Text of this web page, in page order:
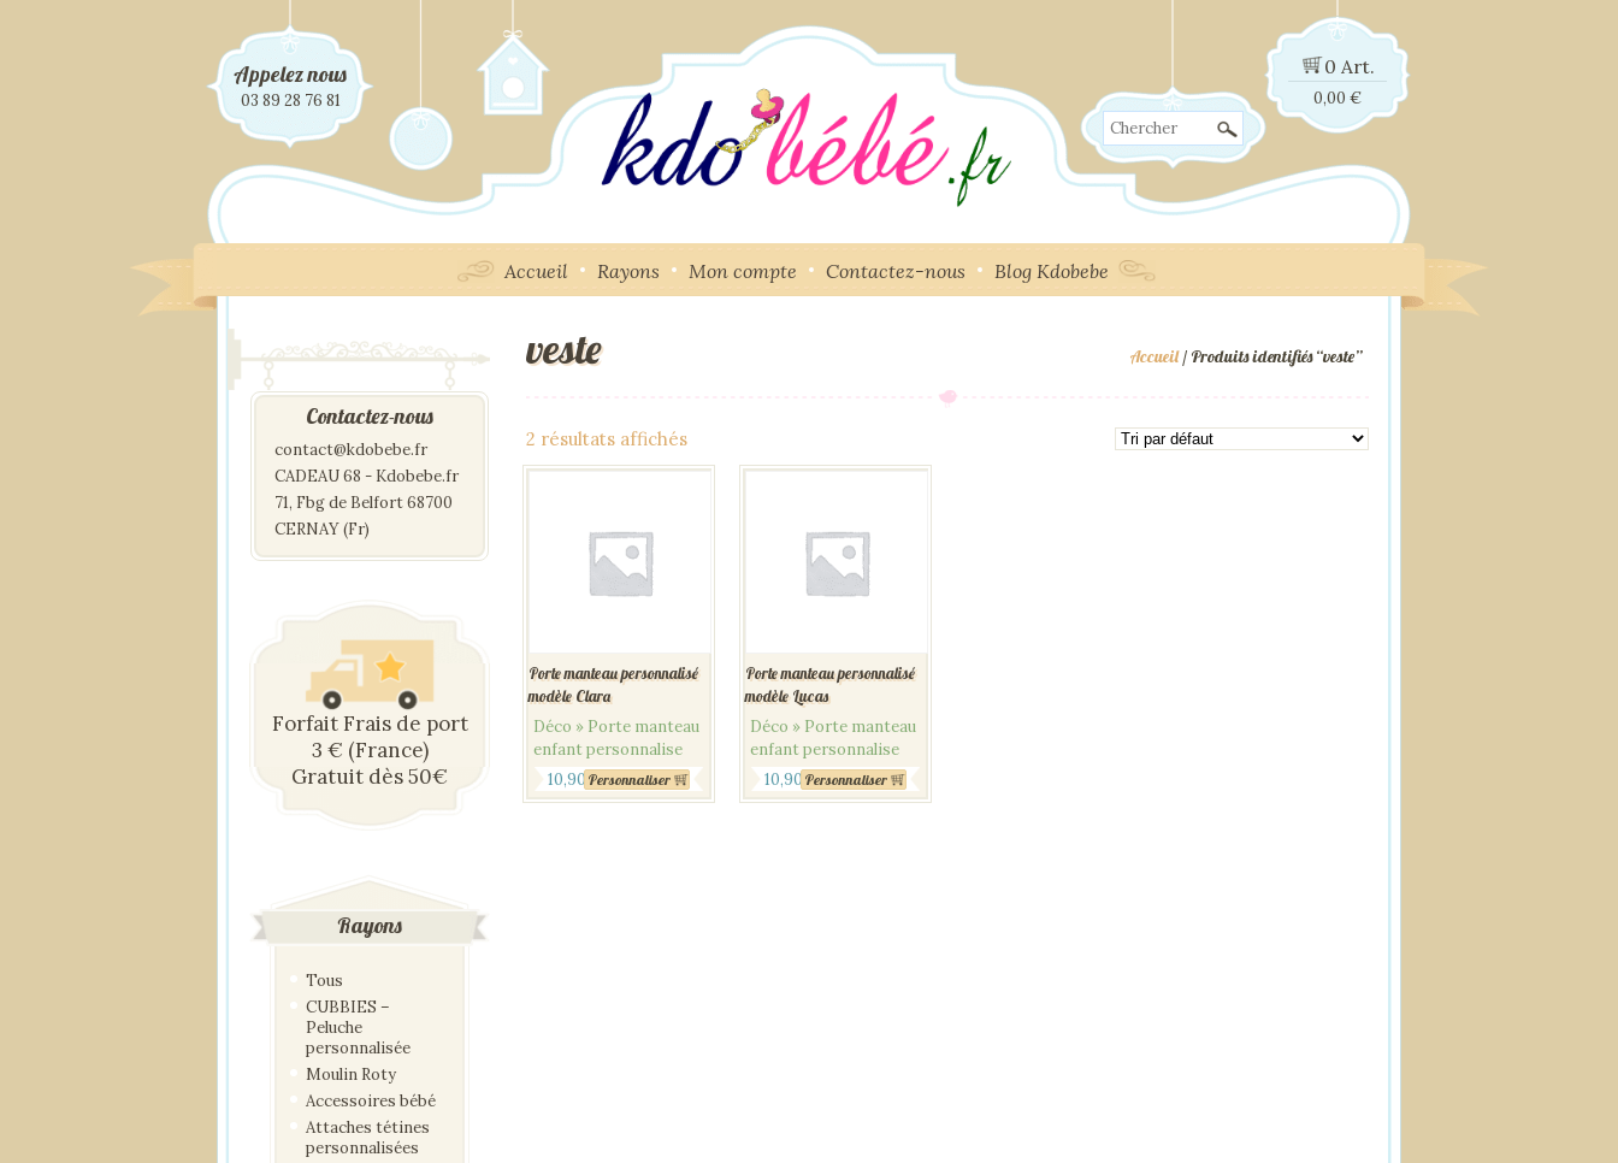
Appelez nous
03 89 28 76 81
Chercher
0 Art.
0,00 €
Accueil Rayons Mon compte Contactez-nous Blog Kdobebe
Accueil/ Produits identifiés “veste”
veste
2 résultats affichés
Porte manteau personnalisé
modèle Clara
Déco » Porte manteau
enfant personnalise
10,90€
Personnaliser
Porte manteau personnalisé
modèle Lucas
Déco » Porte manteau
enfant personnalise
10,90€
Personnaliser
Contactez-nous
contact@kdobebe.fr
CADEAU 68 - Kdobebe.fr
71, Fbg de Belfort 68700
CERNAY (Fr)
Forfait Frais de port
3 € (France)
Gratuit dès 50€
Rayons
Tous
CUBBIES –
Peluche
personnalisée
Moulin Roty
Accessoires bébé
Attaches tétines
personnalisées